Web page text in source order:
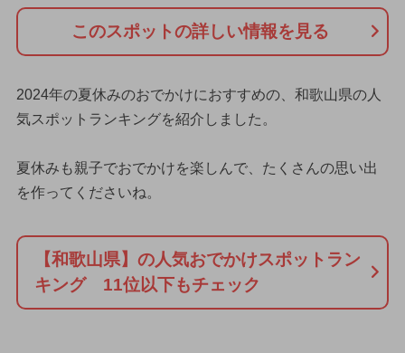
このスポットの詳しい情報を見る
2024年の夏休みのおでかけにおすすめの、和歌山県の人
気スポットランキングを紹介しました。
夏休みも親子でおでかけを楽しんで、たくさんの思い出
を作ってくださいね。
【和歌山県】の人気おでかけスポットラン
キング 11位以下もチェック